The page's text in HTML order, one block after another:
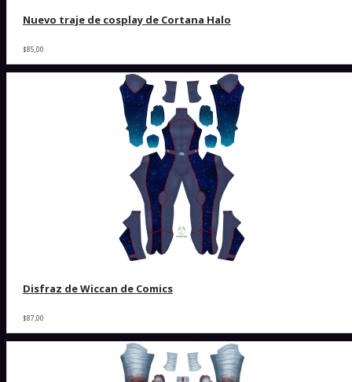
Nuevo traje de cosplay de Cortana Halo
$85,00
Disfraz de Wiccan de Comics
$87,00